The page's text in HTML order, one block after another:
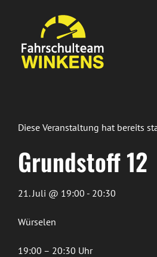
springen
Diese Veranstaltung hat bereits
Grundstoff 12
21. Juli @ 19:00 - 20:30
Würselen
19:00 – 20:30 Uhr